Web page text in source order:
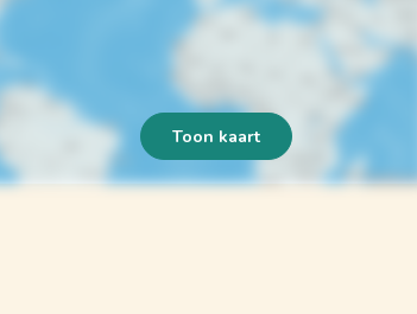
Toon kaart